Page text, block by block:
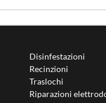
Disinfestazioni
Recinzioni
Traslochi
Riparazioni